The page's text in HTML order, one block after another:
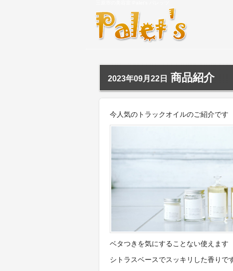
2023年09月22日 商品紹介
今人気のトラックオイルのご紹介です
ベタつきを気にすることない使えます
シトラスベースでスッキリした香りで